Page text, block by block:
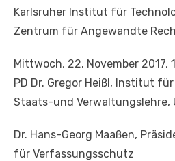
Karlsruher Institut für
Zentrum für Angewandte
Mittwoch, 22. November 2017,
PD Dr. Gregor Heißl, Institut
Staats-und Verwaltungslehre,
Dr. Hans-Georg Maaßen,
für Verfassungsschutz